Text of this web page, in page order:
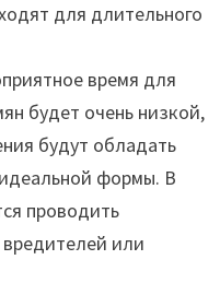
для длительного
время для
будет очень низкой,
будут обладать
формы. В
проводить
или